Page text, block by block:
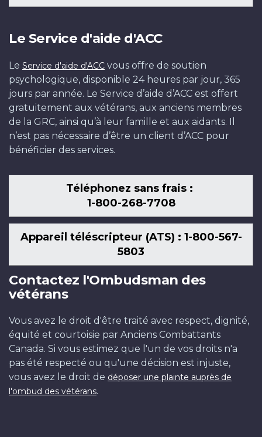
Le Service d'aide d'ACC
Le Service d'aide d'ACC vous offre de soutien
psychologique, disponible 24 heures par jour, 365
jours par année. Le Service d’aide d’ACC est offert
gratuitement aux vétérans, aux anciens membres
de la GRC, ainsi qu’à leur famille et aux aidants. Il
n’est pas nécessaire d’être un client d’ACC pour
bénéficier des services.
Téléphonez sans frais :
1-800-268-7708
Appareil téléscripteur (ATS) : 1-800-567-
5803
Contactez l'Ombudsman des
vétérans
Vous avez le droit d'être traité avec respect, dignité,
équité et courtoisie par Anciens Combattants
Canada. Si vous estimez que l'un de vos droits n'a
pas été respecté ou qu'une décision est injuste,
vous avez le droit de déposer une plainte auprès de
l'ombud des vétérans.